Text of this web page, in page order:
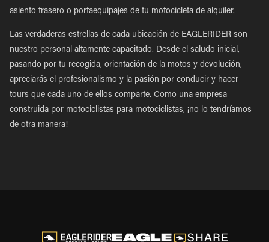
asiento trasero o portaequipajes de tu motocicleta de alquiler.
Las verdaderas estrellas de cada ubicación de EAGLERIDER son
nuestro personal altamente capacitado. Desde el saludo inicial,
pasando por tu recogida, orientación de la motos y devolución,
apreciarás el profesionalismo y la pasión por conducir y hacer
tours que cada uno de ellos comparte. Como una empresa
construida por motociclistas para motociclistas, ¡no lo tendríamos
de otra manera!